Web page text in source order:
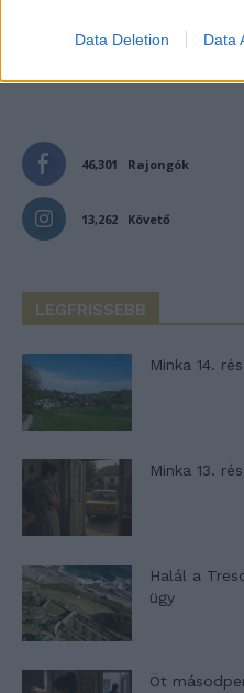
Data Deletion Data
46,301 Rajongók
13,262 Követő
LEGFRISSEBB
Minka 14.
Minka 13.
Halál a
ügy
Öt